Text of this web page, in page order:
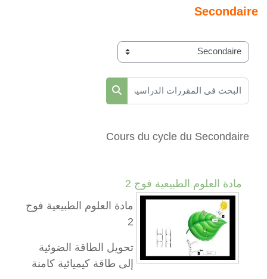
Secondaire
تصنيفات المقررات
البحث في المقررات الدراسية
البحث في المقررات الدراسية
Cours du cycle du Secondaire
مادة العلوم الطبيعية فوج 2
مادة العلوم الطبيعية فوج
2
تحويل الطاقة الضوئية
إلى طاقة كيميائية كامنة